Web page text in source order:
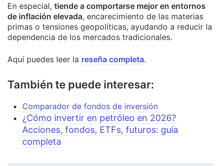
En especial, tiende a comportarse mejor en entornos
de inflación elevada, encarecimiento de las materias
primas o tensiones geopolíticas, ayudando a reducir la
dependencia de los mercados tradicionales.
Aquí puedes leer la reseña completa.
También te puede interesar:
Comparador de fondos de inversión
¿Cómo invertir en petróleo en 2026?
Acciones, fondos, ETFs, futuros: guía
completa